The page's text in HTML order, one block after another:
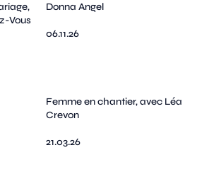
Vous
Donna Angel
06.11.26
Femme en chantier, avec Léa
Crevon
21.03.26